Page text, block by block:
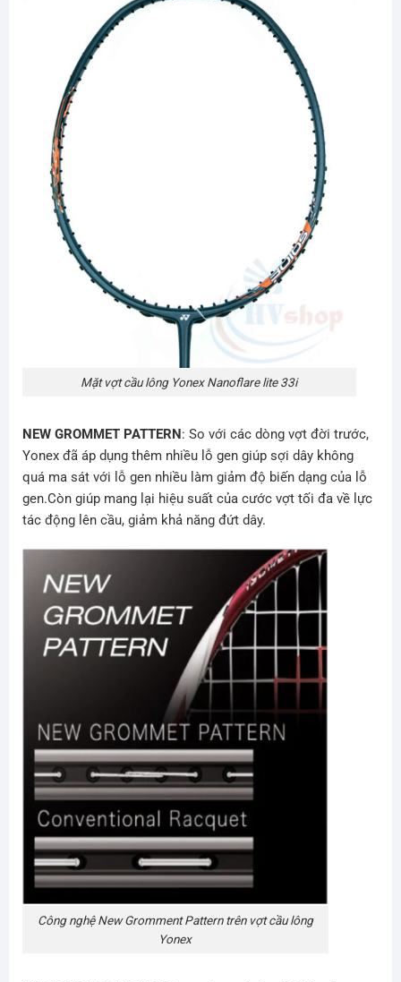
Mặt vợt cầu lông Yonex Nanoflare lite 33i
NEW GROMMET PATTERN: So với các dòng vợt đời trước,
Yonex đã áp dụng thêm nhiều lỗ gen giúp sợi dây không
quá ma sát với lỗ gen nhiều làm giảm độ biến dạng của lỗ
gen.Còn giúp mang lại hiệu suất của cước vợt tối đa về lực
tác động lên cầu, giảm khả năng đứt dây.
Công nghệ New Gromment Pattern trên vợt cầu lông
Yonex